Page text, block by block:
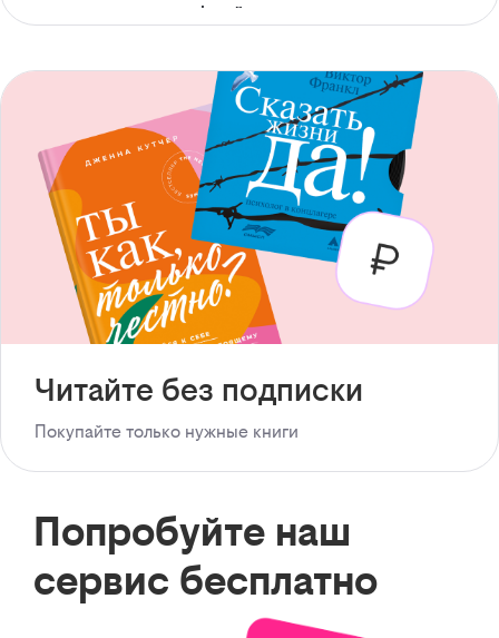
с доступом офлайн
Читайте без подписки
Покупайте только нужные книги
Попробуйте наш
сервис бесплатно